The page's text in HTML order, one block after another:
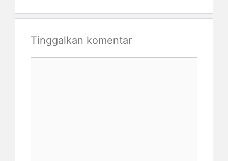
Tinggalkan komentar